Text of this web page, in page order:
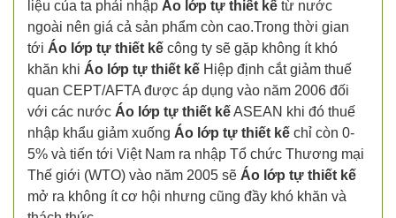
liệu của ta phải nhập Áo lớp tự thiết kế từ nước
ngoài nên giá cả sản phẩm còn cao.Trong thời gian
tới Áo lớp tự thiết kế công ty sẽ gặp không ít khó
khăn khi Áo lớp tự thiết kế Hiệp định cắt giảm thuế
quan CEPT/AFTA được áp dụng vào năm 2006 đối
với các nước Áo lớp tự thiết kếASEAN khi đó thuế
nhập khẩu giảm xuống Áo lớp tự thiết kế chỉ còn 0-
5% và tiến tới Việt Nam ra nhập Tổ chức Thương mại
Thế giới (WTO) vào năm 2005 sẽ Áo lớp tự thiết kế
mở ra không ít cơ hội nhưng cũng đầy khó khăn và